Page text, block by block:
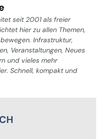
seit 2001 als freier
hier zu allen Themen,
Infrastruktur,
Veranstaltungen, Neues
und vieles mehr
Schnell, kompakt und